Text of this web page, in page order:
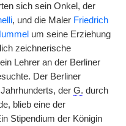
sich sein Onkel, der
, und die Maler Friedrich
um seine Erziehung
zeichnerische
Lehrer an der Berliner
Der Berliner
der G. durch
blieb eine der
Stipendium der Königin